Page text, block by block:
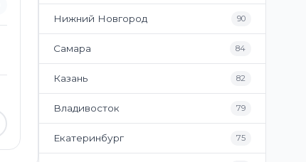
Нижний Новгород 90
Самара 84
Казань 82
Владивосток 79
Екатеринбург 75